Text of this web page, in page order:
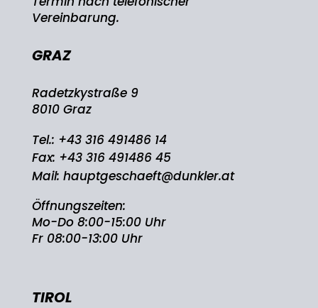
Vereinbarung.
GRAZ
Radetzkystraße 9
8010 Graz
Tel.: +43 316 491486 14
Fax: +43 316 491486 45
Mail: hauptgeschaeft@dunkler.at
Öffnungszeiten:
Mo-Do 8:00-15:00 Uhr
Fr 08:00-13:00 Uhr
TIROL